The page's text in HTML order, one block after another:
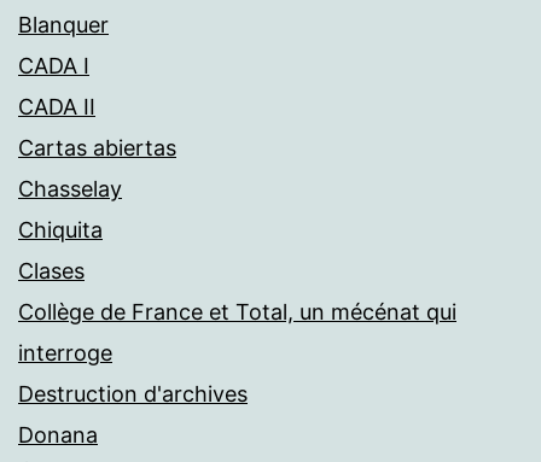
Blanquer
CADA I
CADA II
Cartas abiertas
Chasselay
Chiquita
Clases
Collège de France et Total, un mécénat qui
interroge
Destruction d'archives
Donana